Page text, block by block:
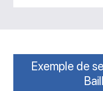
Exemple de